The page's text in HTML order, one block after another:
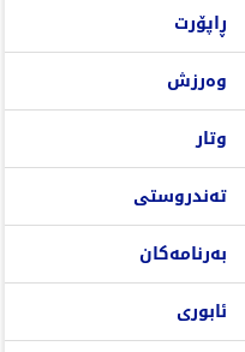
ڕاپۆرت
وەرزش
وتار
تەندروستی
بەرنامەکان
ئابوری